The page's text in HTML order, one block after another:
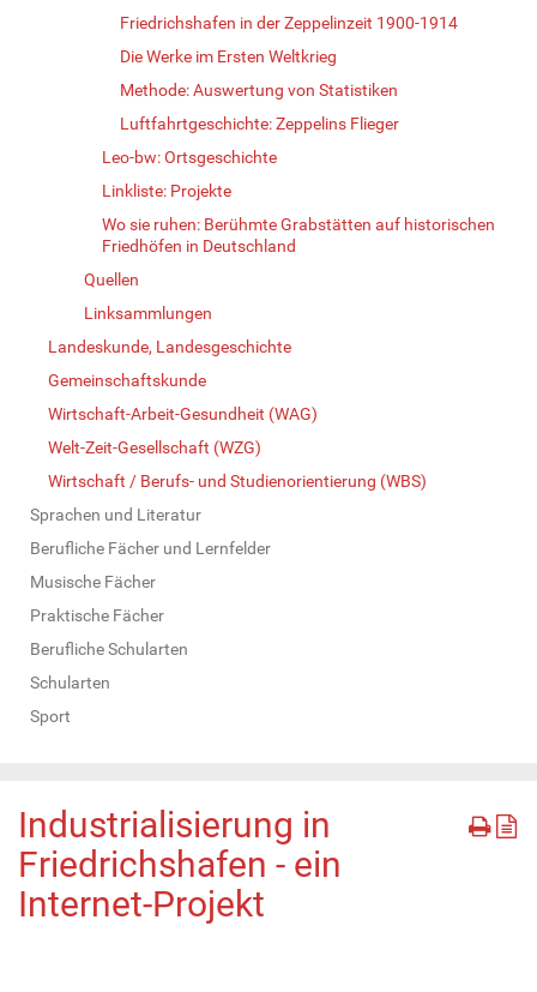
Friedrichshafen in der Zeppelinzeit 1900-1914
Die Werke im Ersten Weltkrieg
Methode: Auswertung von Statistiken
Luftfahrtgeschichte: Zeppelins Flieger
Leo-bw: Ortsgeschichte
Linkliste: Projekte
Wo sie ruhen: Berühmte Grabstätten auf historischen
Friedhöfen in Deutschland
Quellen
Linksammlungen
Landeskunde, Landesgeschichte
Gemeinschaftskunde
Wirtschaft-Arbeit-Gesundheit (WAG)
Welt-Zeit-Gesellschaft (WZG)
Wirtschaft / Berufs- und Studienorientierung (WBS)
Sprachen und Literatur
Berufliche Fächer und Lernfelder
Musische Fächer
Praktische Fächer
Berufliche Schularten
Schularten
Sport
Industrialisierung in
Friedrichshafen - ein
Internet-Projekt